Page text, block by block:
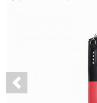
Previous